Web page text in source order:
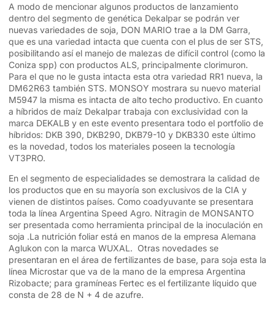
A modo de mencionar algunos productos de lanzamiento
dentro del segmento de genética Dekalpar se podrán ver
nuevas variedades de soja, DON MARIO trae a la DM Garra,
que es una variedad intacta que cuenta con el plus de ser STS,
posibilitando así el manejo de malezas de difícil control (como la
Coniza spp) con productos ALS, principalmente clorimuron.
Para el que no le gusta intacta esta otra variedad RR1 nueva, la
DM62R63 también STS. MONSOY mostrara su nuevo material
M5947 la misma es intacta de alto techo productivo. En cuanto
a híbridos de maíz Dekalpar trabaja con exclusividad con la
marca DEKALB y en este evento presentara todo el portfolio de
híbridos: DKB 390, DKB290, DKB79-10 y DKB330 este último
es la novedad, todos los materiales poseen la tecnología
VT3PRO.
En el segmento de especialidades se demostrara la calidad de
los productos que en su mayoría son exclusivos de la CIA y
vienen de distintos países. Como coadyuvante se presentara
toda la línea Argentina Speed Agro. Nitragin de MONSANTO
ser presentada como herramienta principal de la inoculación en
soja .La nutrición foliar está en manos de la empresa Alemana
Aglukon con la marca WUXAL. Otras novedades se
presentaran en el área de fertilizantes de base, para soja esta la
línea Microstar que va de la mano de la empresa Argentina
Rizobacte; para gramíneas Fertec es el fertilizante líquido que
consta de 28 de N + 4 de azufre.